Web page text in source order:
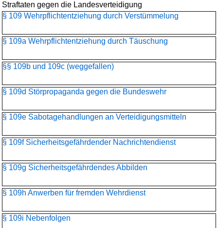
Straftaten gegen die Landesverteidigung
§ 109 Wehrpflichtentziehung durch Verstümmelung
§ 109a Wehrpflichtentziehung durch Täuschung
§§ 109b und 109c (weggefallen)
§ 109d Störpropaganda gegen die Bundeswehr
§ 109e Sabotagehandlungen an Verteidigungsmitteln
§ 109f Sicherheitsgefährdender Nachrichtendienst
§ 109g Sicherheitsgefährdendes Abbilden
§ 109h Anwerben für fremden Wehrdienst
§ 109i Nebenfolgen